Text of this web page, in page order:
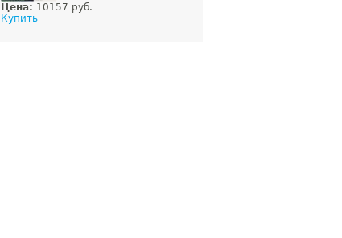
Цена: 10157 руб.
Купить